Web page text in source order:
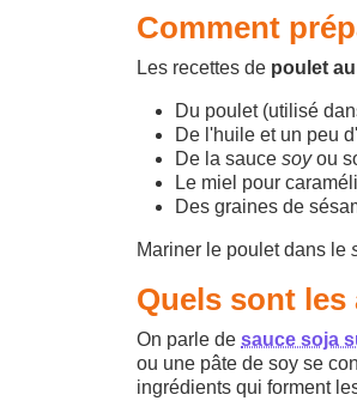
Comment
Les recettes de poulet
Du poulet (utilisé
De l'huile et un peu
De la sauce soyou
Le miel pour
Des graines de
Mariner le poulet dans le
Quels sont les
On parle de sauce soja
ou une pâte de soy se
ingrédients qui forment